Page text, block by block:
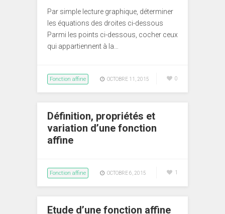
Par simple lecture graphique, déterminer
les équations des droites ci-dessous
Parmi les points ci-dessous, cocher ceux
qui appartiennent à la…
Fonction affine OCTOBRE 11, 2015 0
Définition, propriétés et
variation d’une fonction
affine
Fonction affine OCTOBRE 6, 2015 1
Etude d’une fonction affine